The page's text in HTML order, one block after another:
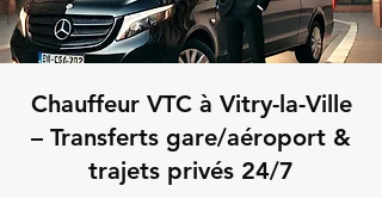
Chauffeur VTC à Vitry-la-Ville
– Transferts gare/aéroport &
trajets privés 24/7